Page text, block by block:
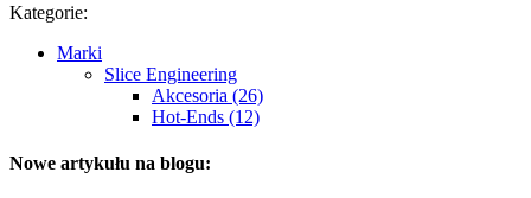
Kategorie:
Marki
Slice Engineering
Akcesoria (26)
Hot-Ends (12)
Nowe artykułu na blogu: